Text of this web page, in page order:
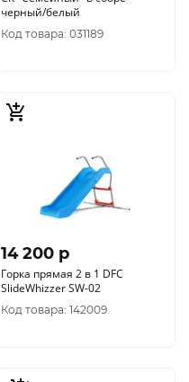
черный/белый
Код товара: 031189
14 200 p
Горка прямая 2 в 1 DFC
SlideWhizzer SW-02
Код товара: 142009